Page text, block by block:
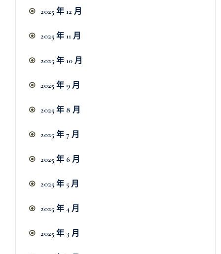
2025 年 12 月
2025 年 11 月
2025 年 10 月
2025 年 9 月
2025 年 8 月
2025 年 7 月
2025 年 6 月
2025 年 5 月
2025 年 4 月
2025 年 3 月